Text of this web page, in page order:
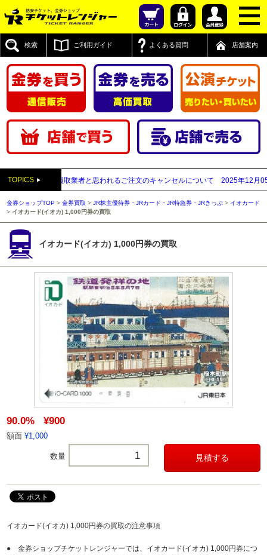
検索 ご利用ガイド よくある質問 店舗案内
TOPICS
が先払い買取業者と思われるご注文のキャンセルについて 2025年12月05日 【
金券ショップTOP >金券買取 >JR株主優待券・JRカード・JR特急券・JRきっぷ > イオカード
> イオカード(イオカ) 1,000円券の買取
イオカード(イオカ) 1,000円券の買取
90.0% ¥900
額面 ¥1,000
数量
イオカード(イオカ) 1,000円券の買取の注意事項
● 金券ショップチケットレンジャーでは、イオカード(イオカ) 1,000円券につ